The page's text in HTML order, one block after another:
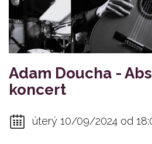
Adam Doucha -
koncert
úterý 10/09/2024 od